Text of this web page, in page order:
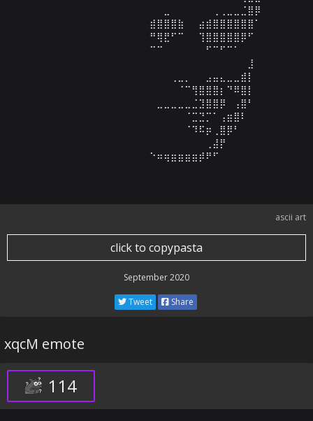
⠀⠀⠀⠀⠀⠀⠀⠀⠀⠀⠀⠀⠀⠀⠀⠀⣀⠀⠀⠀⠀⠀⠀⢀⢀⣀⣀⣈⣿⡿
⠀⠀⠀⠀⠀⠀⠀⠀⠀⠀⠀⠀⠀⠀⣾⣿⣿⣿⣷⠀⠀⣴⣾⣿⣿⣿⣿⣿⣿⠁
⠀⠀⠀⠀⠀⠀⠀⠀⠀⠀⠀⠀⠀⠀⠛⢿⣟⠋⠉⠀⠀⢹⣿⣿⣿⣿⣿⡿⠋⠀
⠀⠀⠀⠀⠀⠀⠀⠀⠀⠀⠀⠀⠀⠀⠉⠉⠀⠀⠀⠀⠀⠀⠋⠉⠋⠉⠁⠀⠀⠀
⠀⠀⠀⠀⠀⠀⠀⠀⠀⠀⠀⠀⠀⠀⠀⠀⠀⠀⠀⠀⠀⠀⠀⠀⠀⠀⠀⠀⣸⠀
⠀⠀⠀⠀⠀⠀⠀⠀⠀⠀⠀⠀⠀⠀⠀⠀⠀⢀⣀⡀⠀⠀⣠⣤⣄⣀⣀⣾⡇⠀
⠀⠀⠀⠀⠀⠀⠀⠀⠀⠀⠀⠀⠀⠀⠀⠀⠀⠀⠈⠉⢻⣿⣿⣿⡆⠙⠿⣿⡇⠀
⠀⠀⠀⠀⠀⠀⠀⠀⠀⠀⠀⠀⠀⠀⠀⣀⣀⣀⣀⣀⣈⣹⣿⣿⡿⠀⢠⣿⠃⠀
⠀⠀⠀⠀⠀⠀⠀⠀⠀⠀⠀⠀⠀⠀⠀⠀⠀⠀⠀⠈⣉⣙⡉⠁⢠⣶⣿⠇⠀⠀
⠀⠀⠀⠀⠀⠀⠀⠀⠀⠀⠀⠀⠀⠀⠀⠀⠀⠀⠀⠈⠹⠯⡶⢀⣿⡿⠃⠀⠀⠀
⠀⠀⠀⠀⠀⠀⠀⠀⠀⠀⠀⠀⠀⠀⠀⠀⠀⠀⠀⠀⠀⠀⢀⣼⡟⠀⠀⠀⠀⠀
⠀⠀⠀⠀⠀⠀⠀⠀⠀⠀⠀⠀⠀⠀⠑⠶⢶⣶⣶⣶⣶⡾⠟⠋⠀⠀⠀⠀⠀⠀
ascii art
click to copypasta
September 2020
Tweet Share
xqcM emote
114